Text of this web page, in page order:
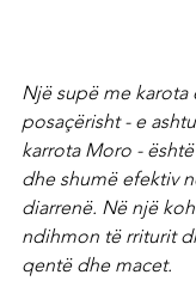
Një supë me
posaçërisht - e
karrota Moro -
dhe shumë efektiv
diarrenë. Në një
ndihmon të rriturit
qentë dhe macet.